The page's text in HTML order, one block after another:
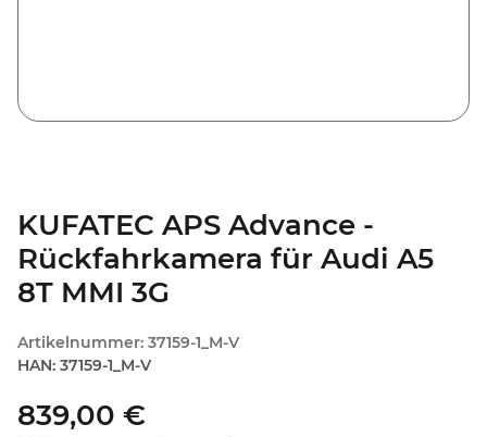
KUFATEC APS Advance -
Rückfahrkamera für Audi A5
8T MMI 3G
Artikelnummer: 37159-1_M-V
HAN: 37159-1_M-V
839,00 €